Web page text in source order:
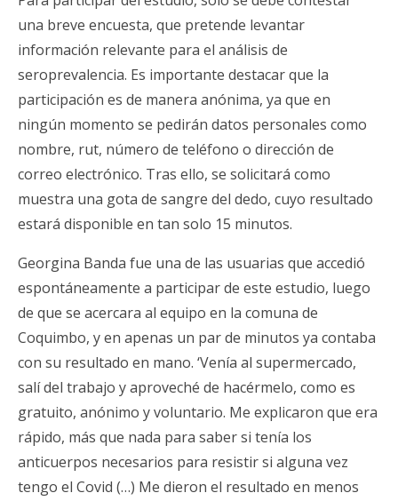
una breve encuesta, que pretende levantar
información relevante para el análisis de
seroprevalencia. Es importante destacar que la
participación es de manera anónima, ya que en
ningún momento se pedirán datos personales como
nombre, rut, número de teléfono o dirección de
correo electrónico. Tras ello, se solicitará como
muestra una gota de sangre del dedo, cuyo resultado
estará disponible en tan solo 15 minutos.
Georgina Banda fue una de las usuarias que accedió
espontáneamente a participar de este estudio, luego
de que se acercara al equipo en la comuna de
Coquimbo, y en apenas un par de minutos ya contaba
con su resultado en mano. ‘Venía al supermercado,
salí del trabajo y aproveché de hacérmelo, como es
gratuito, anónimo y voluntario. Me explicaron que era
rápido, más que nada para saber si tenía los
anticuerpos necesarios para resistir si alguna vez
tengo el Covid (…) Me dieron el resultado en menos